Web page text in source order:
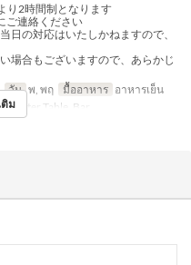
り2時間制となります
ご連絡ください
日の対応はいたしかねますので、
場合もございますので、あらかじ
วัน พ, พฤ มื้ออาหาร อาหารเย็น
Table, Bar
ติม